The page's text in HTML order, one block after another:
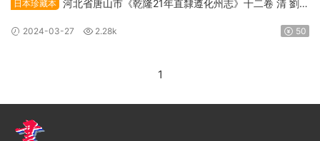
日本珍藏本 河北省唐山市《乾隆21年直隸遵化州志》十二卷 清 劉埥
2024-03-27 2.28k 50
1